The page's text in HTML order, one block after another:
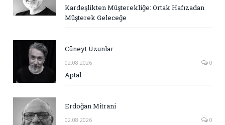
Kardeşlikten Müşterekliğe: Ortak Hafızadan
Müşterek Geleceğe
Cüneyt Uzunlar
02.08.2026 0
Aptal
Erdoğan Mitrani
02.08.2026 0